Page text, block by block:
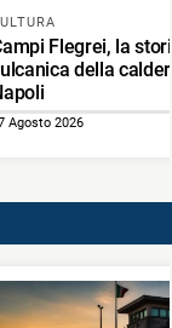
Flegrei, la
della
Agosto 2026